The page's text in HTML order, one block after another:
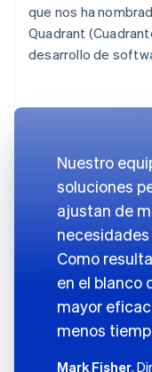
que nos ha
Quadrant
desarrollo de
Nuestro
soluciones
ajustan de
Como
en el blanco
mayor
menos
Mark Fisher,